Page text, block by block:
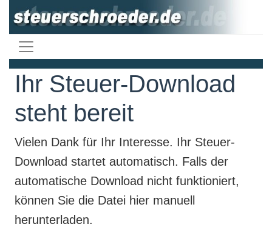
Ihr Steuer-Download
steht bereit
Vielen Dank für Ihr Interesse. Ihr Steuer-
Download startet automatisch. Falls der
automatische Download nicht funktioniert,
können Sie die Datei hier manuell
herunterladen.